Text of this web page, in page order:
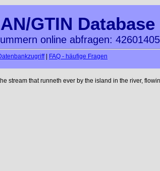
GTIN Database
online abfragen:
| FAQ - häufige Fragen
stream that runneth ever by the island in the river,